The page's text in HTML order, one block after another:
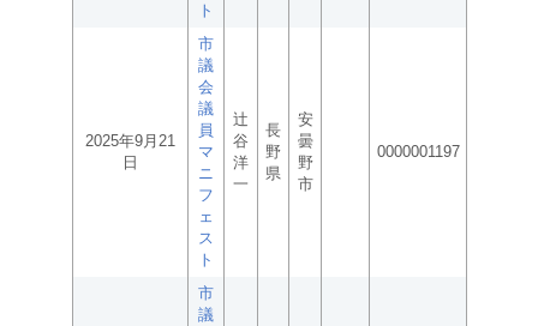
ト
2025年9月21
日
市
議
会
議
員
マ
ニ
フ
ェ
ス
ト
辻
谷
洋
一
長
野
県
安
曇
野
市
0000001197
市
議